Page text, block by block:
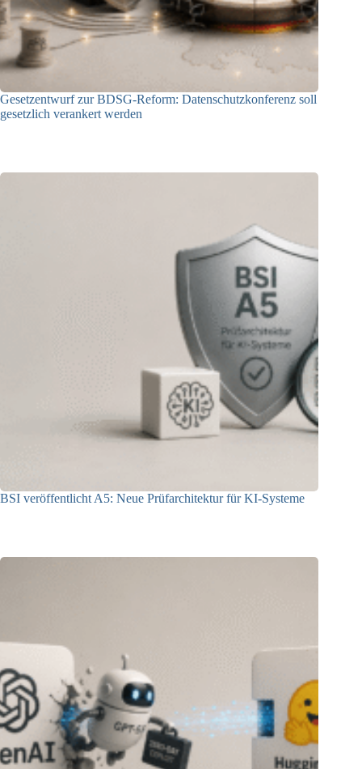
Gesetzentwurf zur BDSG-Reform: Datenschutzkonferenz soll
gesetzlich verankert werden
BSI veröffentlicht A5: Neue Prüfarchitektur für KI-Systeme